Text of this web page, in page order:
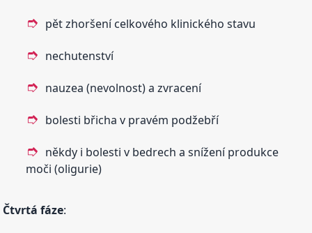
pět zhoršení celkového klinického stavu
nechutenství
nauzea (nevolnost) a zvracení
bolesti břicha v pravém podžebří
někdy i bolesti v bedrech a snížení produkce
moči (oligurie)
Čtvrtá fáze: